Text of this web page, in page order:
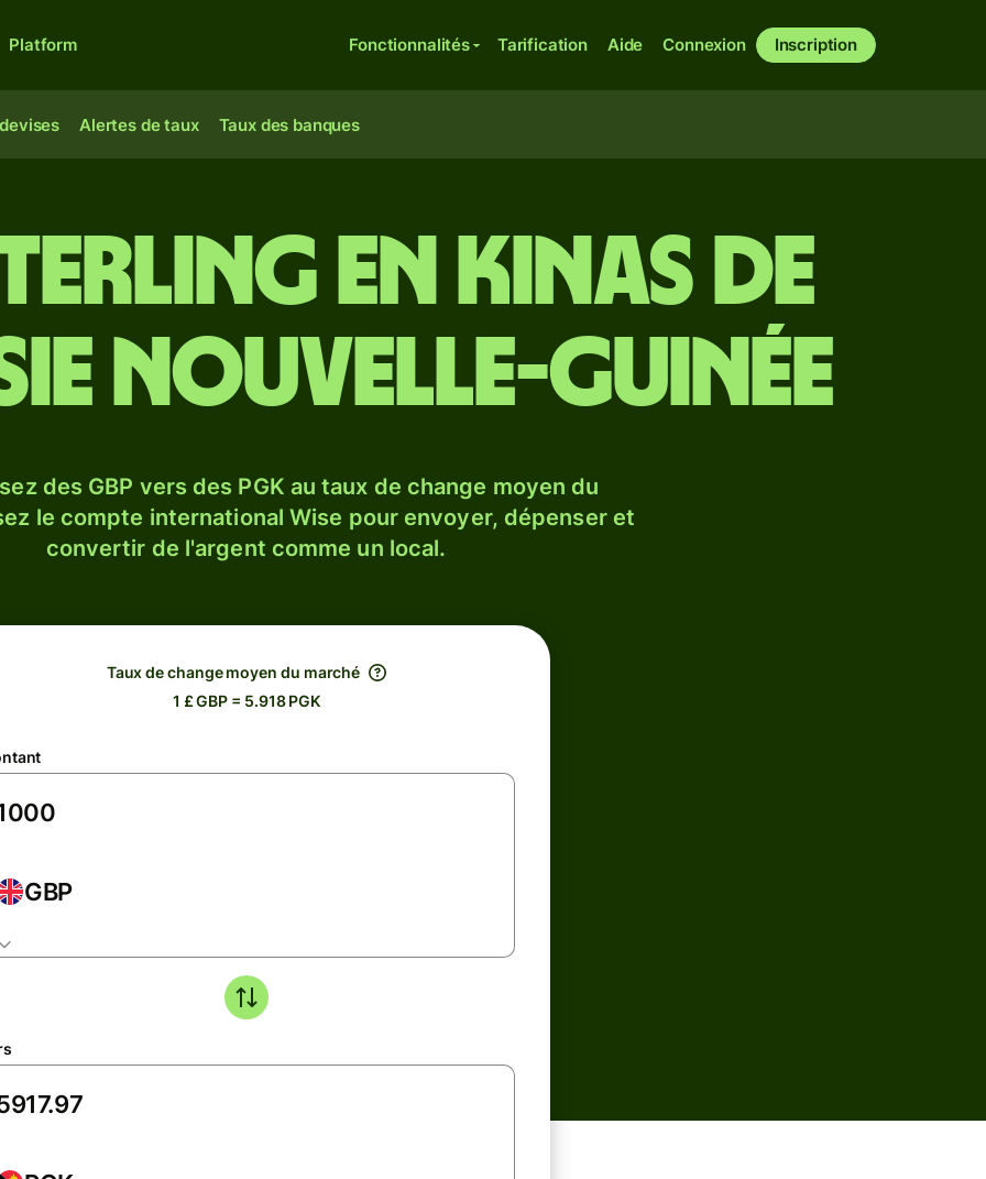
Platform Fonctionnalités Tarification Aide Connexion Inscription
Alertes de taux Taux des banques
en kinas de
Nouvelle-Guinée
des GBP vers des PGK au taux de change moyen du
le compte international Wise pour envoyer, dépenser et
convertir de l'argent comme un local.
Taux de change moyen du marché
1 £ GBP = 5.918 PGK
GBP